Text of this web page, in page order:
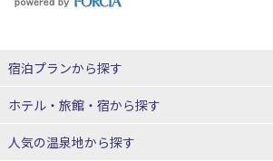
宿泊プランから探す
北海道
東北
ホテル・旅館・宿から探す
北海道ホテル・旅館
人気の温泉地から探す